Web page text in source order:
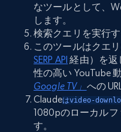
なツールとして、
します。
検索クエリを実行
このツールはクエ
SERP API 経由）を返
性の高い YouTube
Google TV」 への
Claudeはvideo-
1080pのローカル
す。